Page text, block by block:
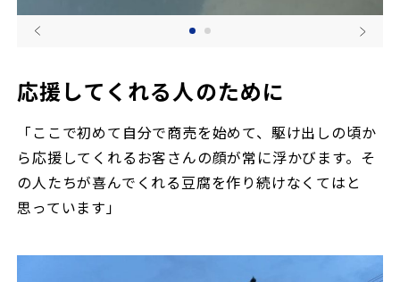
応援してくれる人のために
「ここで初めて自分で商売を始めて、駆け出しの頃か
ら応援してくれるお客さんの顔が常に浮かびます。そ
の人たちが喜んでくれる豆腐を作り続けなくてはと
思っています」